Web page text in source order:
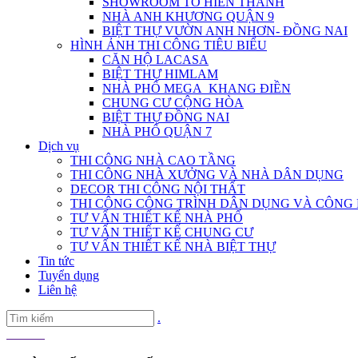
NHÀ ANH KHƯƠNG QUẬN 9
BIỆT THỰ VƯỜN ANH NHƠN- ĐỒNG NAI
HÌNH ẢNH THI CÔNG TIÊU BIỂU
CĂN HỘ LACASA
BIỆT THỰ HIMLAM
NHÀ PHỐ MEGA_KHANG ĐIỀN
CHUNG CƯ CỘNG HÒA
BIỆT THỰ ĐỒNG NAI
NHÀ PHỐ QUẬN 7
Dịch vụ
THI CÔNG NHÀ CAO TẦNG
THI CÔNG NHÀ XƯỞNG VÀ NHÀ DÂN DỤNG
DECOR THI CÔNG NỘI THẤT
THI CÔNG CÔNG TRÌNH DÂN DỤNG VÀ CÔNG
TƯ VẤN THIẾT KẾ NHÀ PHỐ
TƯ VẤN THIẾT KẾ CHUNG CƯ
TƯ VẤN THIẾT KẾ NHÀ BIỆT THỰ
Tin tức
Tuyển dụng
Liên hệ
.